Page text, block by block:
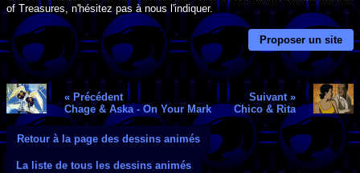
of Treasures, n'hésitez pas à nous l'indiquer.
Proposer un site
« Précédent
Chage & Aska - On Your Mark
Suivant »
Chico & Rita
Retour à la page des dessins animés
La liste de tous les dessins animés